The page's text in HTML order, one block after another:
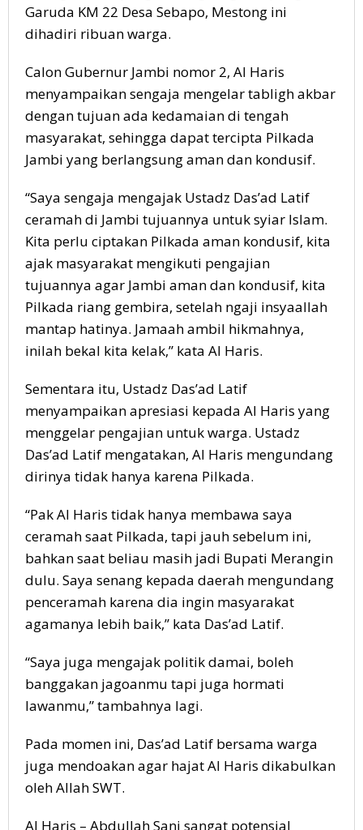
Garuda KM 22 Desa Sebapo, Mestong ini
dihadiri ribuan warga.
Calon Gubernur Jambi nomor 2, Al Haris
menyampaikan sengaja mengelar tabligh akbar
dengan tujuan ada kedamaian di tengah
masyarakat, sehingga dapat tercipta Pilkada
Jambi yang berlangsung aman dan kondusif.
“Saya sengaja mengajak Ustadz Das’ad Latif
ceramah di Jambi tujuannya untuk syiar Islam.
Kita perlu ciptakan Pilkada aman kondusif, kita
ajak masyarakat mengikuti pengajian
tujuannya agar Jambi aman dan kondusif, kita
Pilkada riang gembira, setelah ngaji insyaallah
mantap hatinya. Jamaah ambil hikmahnya,
inilah bekal kita kelak,” kata Al Haris.
Sementara itu, Ustadz Das’ad Latif
menyampaikan apresiasi kepada Al Haris yang
menggelar pengajian untuk warga. Ustadz
Das’ad Latif mengatakan, Al Haris mengundang
dirinya tidak hanya karena Pilkada.
“Pak Al Haris tidak hanya membawa saya
ceramah saat Pilkada, tapi jauh sebelum ini,
bahkan saat beliau masih jadi Bupati Merangin
dulu. Saya senang kepada daerah mengundang
penceramah karena dia ingin masyarakat
agamanya lebih baik,” kata Das’ad Latif.
“Saya juga mengajak politik damai, boleh
banggakan jagoanmu tapi juga hormati
lawanmu,” tambahnya lagi.
Pada momen ini, Das’ad Latif bersama warga
juga mendoakan agar hajat Al Haris dikabulkan
oleh Allah SWT.
Al Haris – Abdullah Sani sangat potensial